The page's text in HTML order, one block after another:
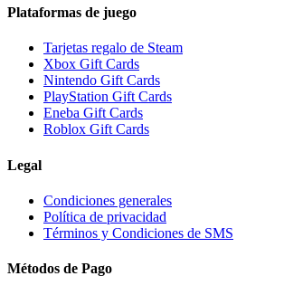
Plataformas de juego
Tarjetas regalo de Steam
Xbox Gift Cards
Nintendo Gift Cards
PlayStation Gift Cards
Eneba Gift Cards
Roblox Gift Cards
Legal
Condiciones generales
Política de privacidad
Términos y Condiciones de SMS
Métodos de Pago